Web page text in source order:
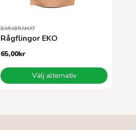
BARABRAMAT
Rågflingor EKO
65,00kr
Välj alternativ
Den
här